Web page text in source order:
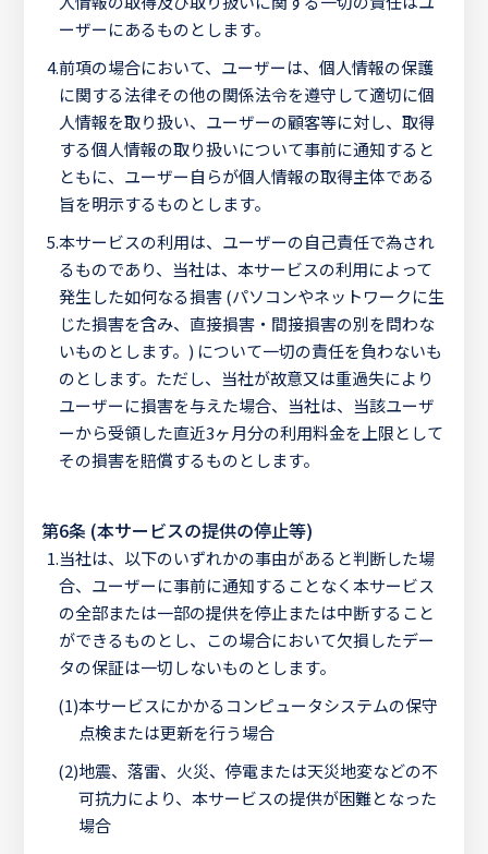
ーザーにあるものとします。
4.前項の場合において、ユーザーは、個人情報の保護
に関する法律その他の関係法令を遵守して適切に個
人情報を取り扱い、ユーザーの顧客等に対し、取得
する個人情報の取り扱いについて事前に通知すると
ともに、ユーザー自らが個人情報の取得主体である
旨を明示するものとします。
5.本サービスの利用は、ユーザーの自己責任で為され
るものであり、当社は、本サービスの利用によって
発生した如何なる損害 (パソコンやネットワークに生
じた損害を含み、直接損害・間接損害の別を問わな
いものとします。) について一切の責任を負わないも
のとします。ただし、当社が故意又は重過失により
ユーザーに損害を与えた場合、当社は、当該ユーザ
ーから受領した直近3ヶ月分の利用料金を上限として
その損害を賠償するものとします。
第6条 (本サービスの提供の停止等)
1.当社は、以下のいずれかの事由があると判断した場
合、ユーザーに事前に通知することなく本サービス
の全部または一部の提供を停止または中断すること
ができるものとし、この場合において欠損したデー
タの保証は一切しないものとします。
(1)本サービスにかかるコンピュータシステムの保守
点検または更新を行う場合
(2)地震、落雷、火災、停電または天災地変などの不
可抗力により、本サービスの提供が困難となった
場合